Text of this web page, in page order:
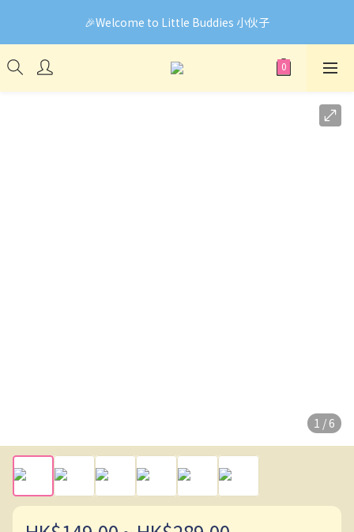
🎉Welcome to Little Buddies 小伙子
🎉Welcome to Little Buddies 小伙子
網頁系統升級中，部份貨品價錢未能正確顯示🙏下單前可先
Facebook Messenger與我們聯絡❤️
1 / 6